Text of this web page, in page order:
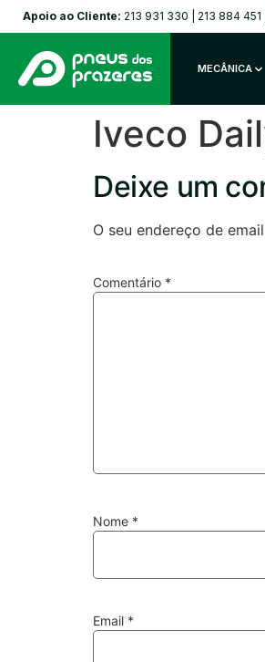
Apoio ao Cliente: 213 931 330 213 884 451
MECÂNICA
Iveco
Deixe um
O seu endereço de
Comentário *
Nome *
Email *